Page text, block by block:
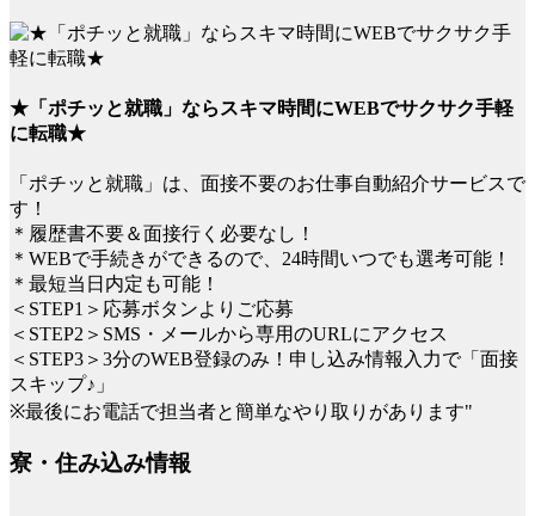
★「ポチッと就職」ならスキマ時間にWEBでサクサク手軽
に転職★
「ポチッと就職」は、面接不要のお仕事自動紹介サービスで
す！
＊履歴書不要＆面接行く必要なし！
＊WEBで手続きができるので、24時間いつでも選考可能！
＊最短当日内定も可能！
＜STEP1＞応募ボタンよりご応募
＜STEP2＞SMS・メールから専用のURLにアクセス
＜STEP3＞3分のWEB登録のみ！申し込み情報入力で「面接
スキップ♪」
※最後にお電話で担当者と簡単なやり取りがあります"
寮・住み込み情報